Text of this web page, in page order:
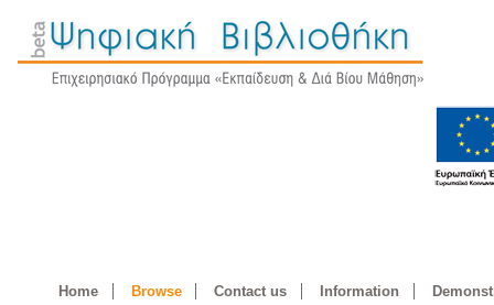
Home Browse Contact us Information